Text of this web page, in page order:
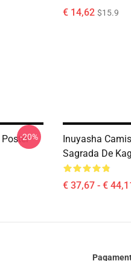
€ 14,62 $15.9
-20%
Inuyasha
Sagrada De
€ 37,67 - €